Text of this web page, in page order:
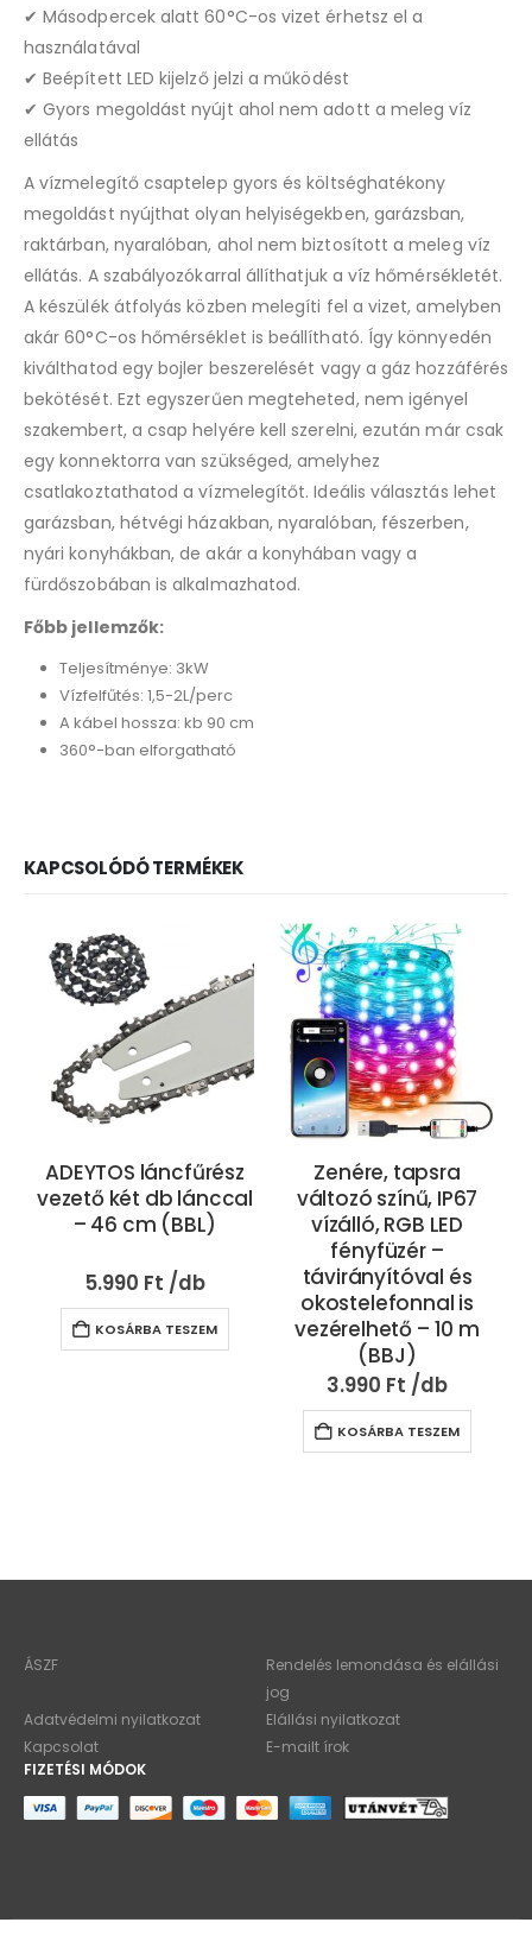
✔ Másodpercek alatt 60°C-os vizet érhetsz el a
használatával
✔ Beépített LED kijelző jelzi a működést
✔ Gyors megoldást nyújt ahol nem adott a meleg víz
ellátás
A vízmelegítő csaptelep gyors és költséghatékony
megoldást nyújthat olyan helyiségekben, garázsban,
raktárban, nyaralóban, ahol nem biztosított a meleg víz
ellátás. A szabályozókarral állíthatjuk a víz hőmérsékletét.
A készülék átfolyás közben melegíti fel a vizet, amelyben
akár 60°C-os hőmérséklet is beállítható. Így könnyedén
kiválthatod egy bojler beszerelését vagy a gáz hozzáférés
bekötését. Ezt egyszerűen megteheted, nem igényel
szakembert, a csap helyére kell szerelni, ezután már csak
egy konnektorra van szükséged, amelyhez
csatlakoztathatod a vízmelegítőt. Ideális választás lehet
garázsban, hétvégi házakban, nyaralóban, fészerben,
nyári konyhákban, de akár a konyhában vagy a
fürdőszobában is alkalmazhatod.
Főbb jellemzők:
Teljesítménye: 3kW
Vízfelfűtés: 1,5-2L/perc
A kábel hossza: kb 90 cm
360°-ban elforgatható
KAPCSOLÓDÓ TERMÉKEK
ADEYTOS láncfűrész
vezető két db lánccal
– 46 cm (BBL)
5.990 Ft
KOSÁRBA TESZEM
Zenére, tapsra
változó színű, IP67
vízálló, RGB LED
fényfüzér –
távirányítóval és
okostelefonnal is
vezérelhető – 10 m
(BBJ)
3.990 Ft
KOSÁRBA TESZEM
ÁSZF
Rendelés lemondása és elállási
jog
Adatvédelmi nyilatkozat
Elállási nyilatkozat
Kapcsolat
E-mailt írok
FIZETÉSI MÓDOK